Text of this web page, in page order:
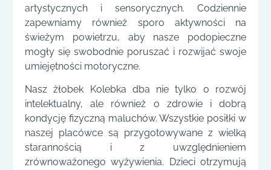
artystycznych i sensorycznych. Codziennie
zapewniamy również sporo aktywności na
świeżym powietrzu, aby nasze podopieczne
mogły się swobodnie poruszać i rozwijać swoje
umiejętności motoryczne.
Nasz żłobek Kolebka dba nie tylko o rozwój
intelektualny, ale również o zdrowie i dobrą
kondycję fizyczną maluchów. Wszystkie posiłki w
naszej placówce są przygotowywane z wielką
starannością i z uwzględnieniem
zrównoważonego wyżywienia. Dzieci otrzymują